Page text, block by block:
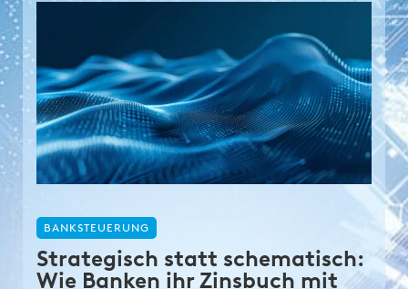
BANKSTEUERUNG
Strategisch statt schematisch:
Wie Banken ihr Zinsbuch mit